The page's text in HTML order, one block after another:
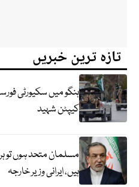
تازہ ترین خبریں
کیپٹن شہید
مسلمان متحد ہوں تو
ہیں، ایرانی وزیر خارجہ